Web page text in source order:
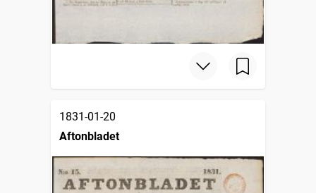
1831-01-20
Aftonbladet